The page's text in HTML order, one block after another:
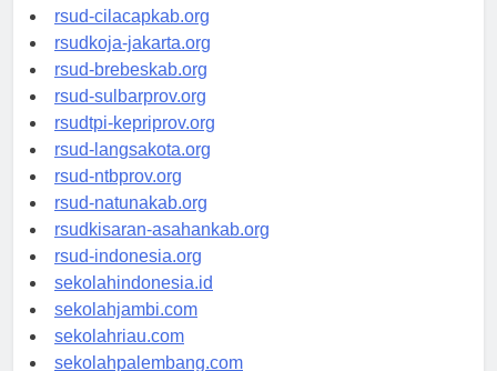
rsud-sintang.org
rsud-cilacapkab.org
rsudkoja-jakarta.org
rsud-brebeskab.org
rsud-sulbarprov.org
rsudtpi-kepriprov.org
rsud-langsakota.org
rsud-ntbprov.org
rsud-natunakab.org
rsudkisaran-asahankab.org
rsud-indonesia.org
sekolahindonesia.id
sekolahjambi.com
sekolahriau.com